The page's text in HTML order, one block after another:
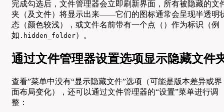
完成勾选后，文件管理器会立即刷新界面，所有被隐藏的文
夹（及文件）将显示出来——它们的图标通常会呈现半透明
态（颜色较浅），或文件名前带有一个点（）作为标识（例
如 .hidden_folder）。
通过文件管理器设置选项显示隐藏文件
查看”菜单中没有“显示隐藏文件”选项（可能是版本差异或界
面布局变化），还可以通过文件管理器的“设置”菜单进行调
整：